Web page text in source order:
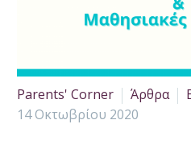
Parents' Corner Άρθρα
14 Οκτωβρίου 2020